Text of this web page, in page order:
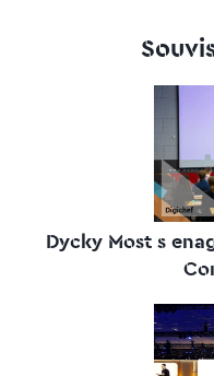
Dycky Most s